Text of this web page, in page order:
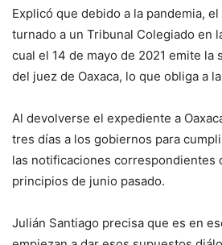
Explicó que debido a la pandemia,
turnado a un Tribunal Colegiado en
cual el 14 de mayo de 2021 emite la
del juez de Oaxaca, lo que obliga a
Al devolverse el expediente a
tres días a los gobiernos para
las notificaciones correspondientes
principios de junio pasado.
Julián Santiago precisa que es en